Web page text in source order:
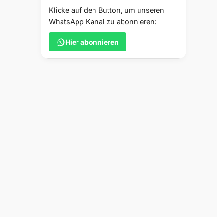
Klicke auf den Button, um unseren
WhatsApp Kanal zu abonnieren:
Hier abonnieren